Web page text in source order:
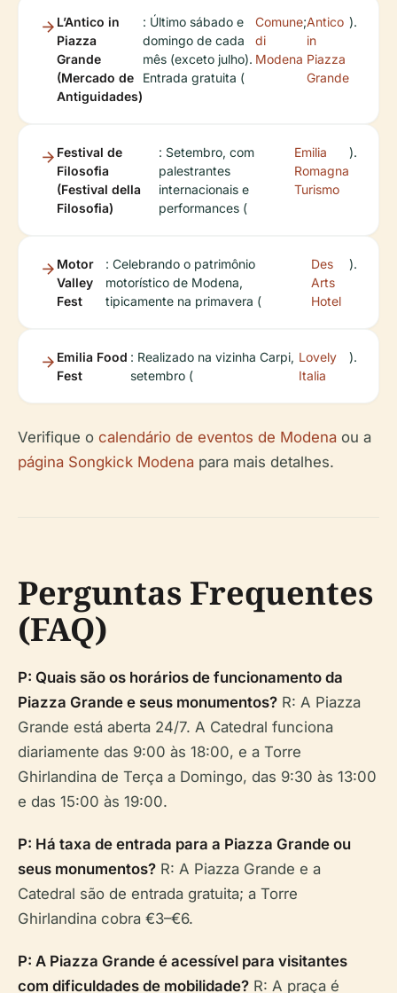
L’Antico in
Piazza
Grande
(Mercado de
Antiguidades)
: Último sábado e
domingo de cada
mês (exceto julho).
Entrada gratuita (
Comune
di
Modena
;Antico
in
Piazza
Grande
).
Festival de
Filosofia
(Festival della
Filosofia)
: Setembro, com
palestrantes
internacionais e
performances (
Emilia
Romagna
Turismo
).
Motor
Valley
Fest
: Celebrando o patrimônio
motorístico de Modena,
tipicamente na primavera (
Des
Arts
Hotel
).
Emilia Food
Fest
: Realizado na vizinha Carpi,
setembro (
Lovely
Italia
).
Verifique o calendário de eventos de Modena ou a
página Songkick Modena para mais detalhes.
Perguntas Frequentes
(FAQ)
P: Quais são os horários de funcionamento da
Piazza Grande e seus monumentos? R: A Piazza
Grande está aberta 24/7. A Catedral funciona
diariamente das 9:00 às 18:00, e a Torre
Ghirlandina de Terça a Domingo, das 9:30 às 13:00
e das 15:00 às 19:00.
P: Há taxa de entrada para a Piazza Grande ou
seus monumentos? R: A Piazza Grande e a
Catedral são de entrada gratuita; a Torre
Ghirlandina cobra €3–€6.
P: A Piazza Grande é acessível para visitantes
com dificuldades de mobilidade? R: A praça é